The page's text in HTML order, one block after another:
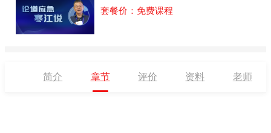
套餐价：免费课程
简介 章节 评价 资料 老师